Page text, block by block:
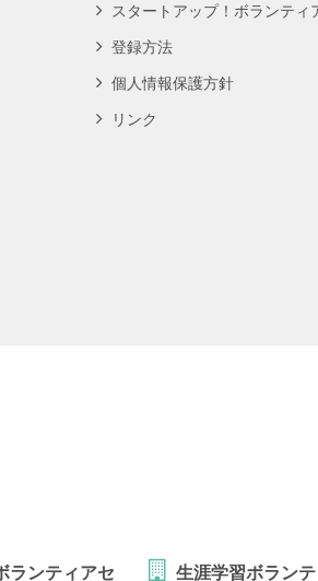
スタートアップ！ボランティ
登録方法
個人情報保護方針
リンク
ランティアセ 生涯学習ボラン